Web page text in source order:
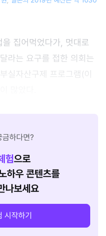
집어먹었다가, 멋대로
라는 요구를 접한 의회는
실자산구제 프로그램(이
금하다면?
험으로
하우 콘텐츠를
나보세요
시작하기